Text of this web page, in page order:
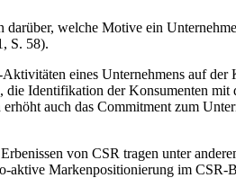
darüber, welche Motive ein
S. 58).
eines Unternehmens auf
die Identifikation der Konsumenten
auch das Commitment zum
von CSR tragen unter
aktive Markenpositionierung im